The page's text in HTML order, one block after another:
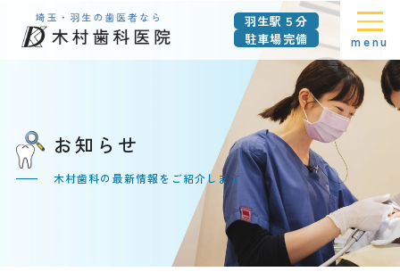
羽生駅５分
駐車場完備
menu
お知らせ
木村歯科の最新情報をご紹介します